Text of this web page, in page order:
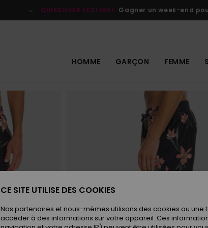
QUIKSILVER FESTIVAL Gagner un week-end
HOMME GARÇON FEMME
CE SITE UTILISE DES COOKIES
Nos partenaires et nous-mêmes utilisons des cookies ou
accéder à des informations sur votre appareil. Ces